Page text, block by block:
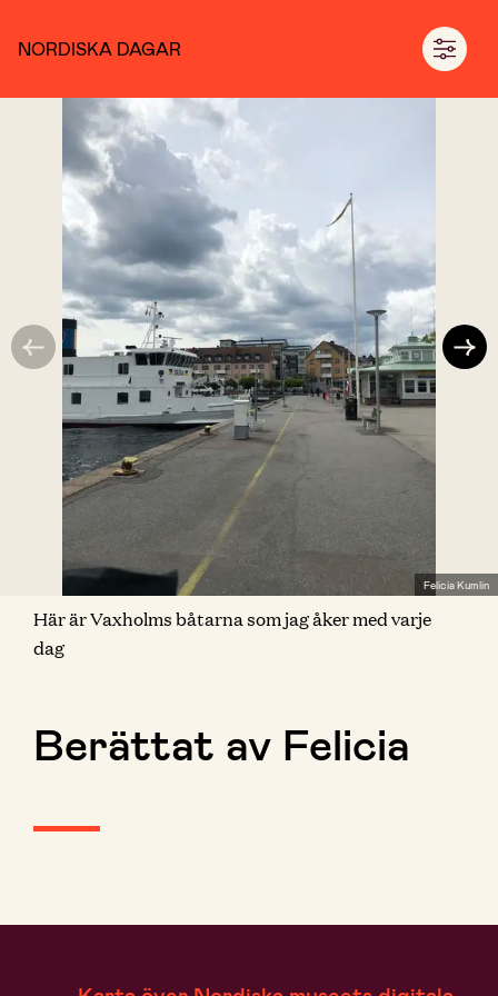
NORDISKA DAGAR
Felicia Kumlin
Här är Vaxholms båtarna som jag åker med varje
dag
Berättat av Felicia